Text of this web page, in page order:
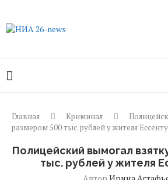
Главная Криминал
размером 500 тыс. рублей у жителя
Полицейский вымогал
тыс. рублей у жителя